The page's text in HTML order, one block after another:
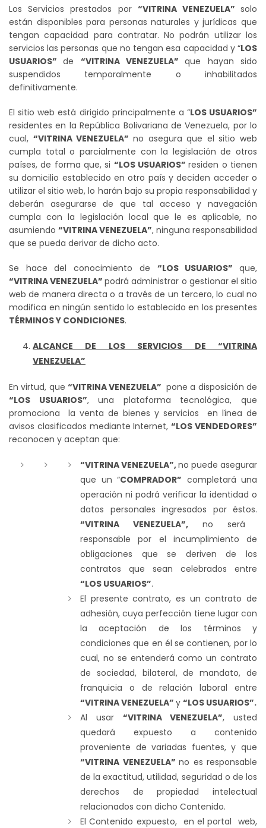
Los Servicios prestados por “VITRINA VENEZUELA”solo
están disponibles para personas naturales y jurídicas que
tengan capacidad para contratar. No podrán utilizar los
servicios las personas que no tengan esa capacidad y “LOS
USUARIOS”de “VITRINA VENEZUELA”que hayan sido
suspendidos temporalmente o inhabilitados
definitivamente.
El sitio web está dirigido principalmente a “LOS USUARIOS”
residentes en la República Bolivariana de Venezuela, por lo
cual, “VITRINA VENEZUELA” no asegura que el sitio web
cumpla total o parcialmente con la legislación de otros
países, de forma que, si “LOS USUARIOS”residen o tienen
su domicilio establecido en otro país y deciden acceder o
utilizar el sitio web, lo harán bajo su propia responsabilidad y
deberán asegurarse de que tal acceso y navegación
cumpla con la legislación local que le es aplicable, no
asumiendo “VITRINA VENEZUELA”, ninguna responsabilidad
que se pueda derivar de dicho acto.
Se hace del conocimiento de “LOS USUARIOS”que,
“VITRINA VENEZUELA”podrá administrar o gestionar el sitio
web de manera directa o a través de un tercero, lo cual no
modifica en ningún sentido lo establecido en los presentes
TÉRMINOS Y CONDICIONES.
ALCANCE DE LOS SERVICIOS DE “VITRINA
VENEZUELA”
En virtud, que “VITRINA VENEZUELA” pone a disposición de
“LOS USUARIOS”, una plataforma tecnológica, que
promociona la venta de bienes y servicios en línea de
avisos clasificados mediante Internet,“LOS VENDEDORES”
reconocen y aceptan que:
“VITRINA VENEZUELA”,no puede asegurar
que un “COMPRADOR” completará una
operación ni podrá verificar la identidad o
datos personales ingresados por éstos.
“VITRINA VENEZUELA”, no será
responsable por el incumplimiento de
obligaciones que se deriven de los
contratos que sean celebrados entre
“LOS USUARIOS”.
El presente contrato, es un contrato de
adhesión, cuya perfección tiene lugar con
la aceptación de los términos y
condiciones que en él se contienen, por lo
cual, no se entenderá como un contrato
de sociedad, bilateral, de mandato, de
franquicia o de relación laboral entre
“VITRINA VENEZUELA” y “LOS USUARIOS”.
Al usar “VITRINA VENEZUELA”, usted
quedará expuesto a contenido
proveniente de variadas fuentes, y que
“VITRINA VENEZUELA” no es responsable
de la exactitud, utilidad, seguridad o de los
derechos de propiedad intelectual
relacionados con dicho Contenido.
El Contenido expuesto, en el portal web,